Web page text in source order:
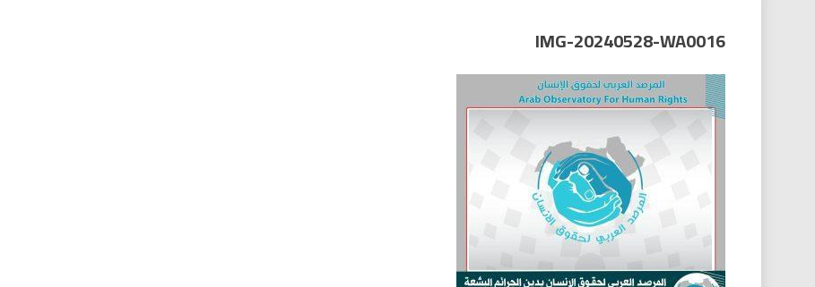
العربي نيوزIMG-20240528-WA0016